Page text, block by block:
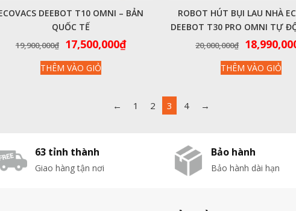
DEEBOT T10 OMNI – BẢN
QUỐC TẾ
19,900,000₫
Giá
gốc
là:
17,500,000₫Giá
17,500,000₫.
THÊM VÀO GIỎ
ROBOT HÚT BỤI LAU NHÀ
DEEBOT T30 PRO OMNI TỰ
SẠCH THÔNG MINH
20,000,000₫
Giá
gốc
là:
THÊM VÀO GIỎ
← 1 2 3 4 →
63 tỉnh thành
Giao hàng tận nơi
Bảo hành
Bảo hành dài hạn